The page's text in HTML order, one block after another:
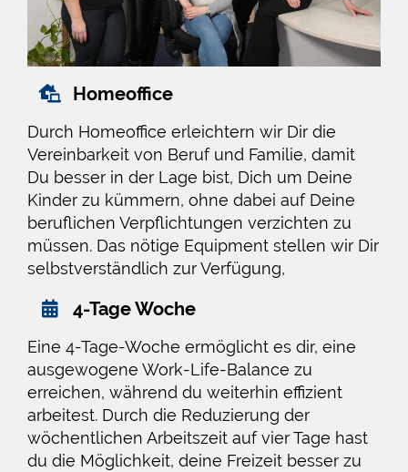
Homeoffice
Durch Homeoffice erleichtern wir Dir die
Vereinbarkeit von Beruf und Familie, damit
Du besser in der Lage bist, Dich um Deine
Kinder zu kümmern, ohne dabei auf Deine
beruflichen Verpflichtungen verzichten zu
müssen. Das nötige Equipment stellen wir Dir
selbstverständlich zur Verfügung,
4-Tage Woche
Eine 4-Tage-Woche ermöglicht es dir, eine
ausgewogene Work-Life-Balance zu
erreichen, während du weiterhin effizient
arbeitest. Durch die Reduzierung der
wöchentlichen Arbeitszeit auf vier Tage hast
du die Möglichkeit, deine Freizeit besser zu